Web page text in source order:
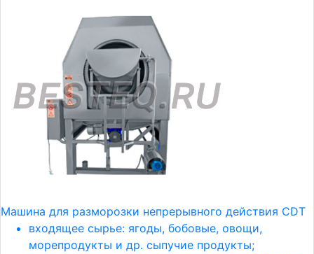
Машина для разморозки непрерывного действия CDT
входящее сырье: ягоды, бобовые, овощи,
морепродукты и др. сыпучие продукты;